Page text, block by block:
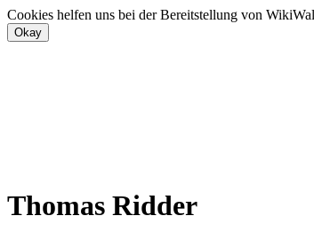
Cookies helfen uns bei der Bereitstellung von
Thomas Ridder